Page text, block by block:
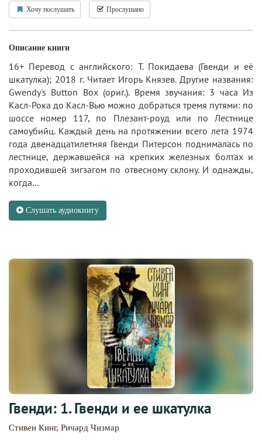
Хочу послушать Прослушано
Описание книги
16+ Перевод с английского: Т. Покидаева (Гвенди и её
шкатулка); 2018 г. Читает Игорь Князев. Другие названия:
Gwendy's Button Box (ориг.). Время звучания: 3 часа Из
Касл-Рока до Касл-Вью можно добраться тремя путями: по
шоссе номер 117, по Плезант-роуд или по Лестнице
самоубийц. Каждый день на протяжении всего лета 1974
года двенадцатилетняя Гвенди Питерсон поднималась по
лестнице, державшейся на крепких железных болтах и
проходившей зигзагом по отвесному склону. И однажды,
когда...
Слушать аудиокнигу
Гвенди: 1. Гвенди и ее шкатулка
Стивен Кинг, Ричард Чизмар